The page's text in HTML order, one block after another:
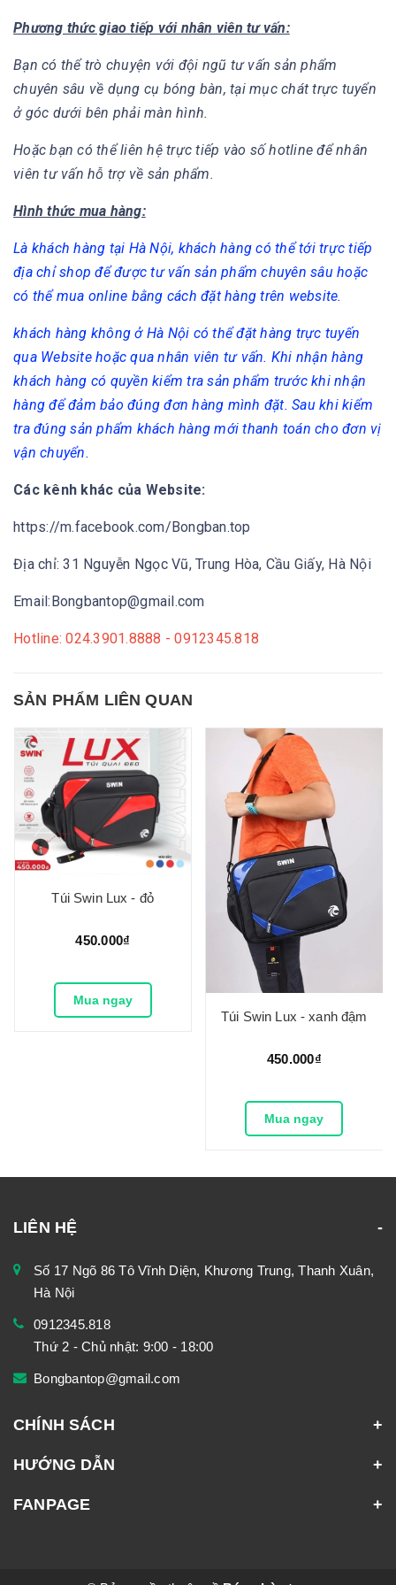
Phương thức giao tiếp với nhân viên tư vấn:
Bạn có thể trò chuyện với đội ngũ tư vấn sản phẩm
chuyên sâu về dụng cụ bóng bàn, tại mục chát trực tuyển
ở góc dưới bên phải màn hình.
Hoặc bạn có thể liên hệ trực tiếp vào số hotline để nhân
viên tư vấn hỗ trợ về sản phẩm.
Hình thức mua hàng:
Là khách hàng tại Hà Nội, khách hàng có thể tới trực tiếp
địa chỉ shop để được tư vấn sản phẩm chuyên sâu hoặc
có thể mua online bằng cách đặt hàng trên website.
khách hàng không ở Hà Nội có thể đặt hàng trực tuyến
qua Website hoặc qua nhân viên tư vấn. Khi nhận hàng
khách hàng có quyền kiểm tra sản phẩm trước khi nhận
hàng để đảm bảo đúng đơn hàng mình đặt. Sau khi kiểm
tra đúng sản phẩm khách hàng mới thanh toán cho đơn vị
vận chuyển.
Các kênh khác của Website:
https://m.facebook.com/Bongban.top
Địa chỉ: 31 Nguyễn Ngọc Vũ, Trung Hòa, Cầu Giấy, Hà Nội
Email:Bongbantop@gmail.com
Hotline: 024.3901.8888 - 0912345.818
SẢN PHẨM LIÊN QUAN
Túi Swin Lux - đỏ
450.000₫
Mua ngay
Túi Swin Lux - xanh đậm
450.000₫
Mua ngay
LIÊN HỆ
Số 17 Ngõ 86 Tô Vĩnh Diện, Khương Trung, Thanh Xuân,
Hà Nội
0912345.818
Thứ 2 - Chủ nhật: 9:00 - 18:00
Bongbantop@gmail.com
CHÍNH SÁCH
HƯỚNG DẪN
FANPAGE